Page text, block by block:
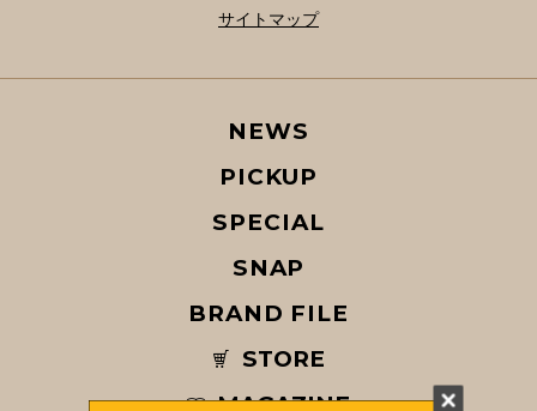
サイトマップ
NEWS
PICKUP
SPECIAL
SNAP
BRAND FILE
STORE
MAGAZINE